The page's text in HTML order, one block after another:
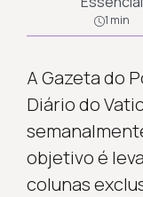
1 min
A Gazeta do
Diário do
objetivo é
colunas